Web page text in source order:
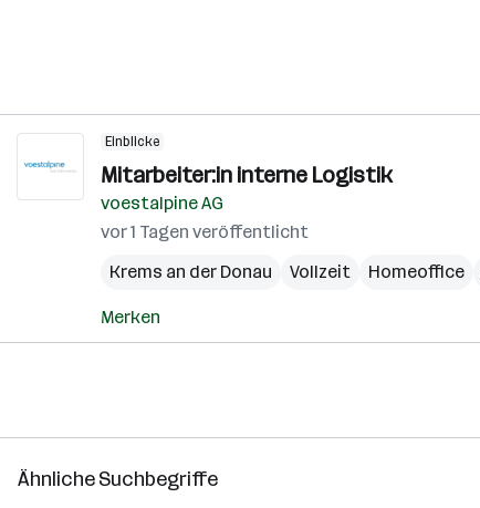
Einblicke
Mitarbeiter:in interne Logistik
voestalpine AG
vor 1 Tagen veröffentlicht
Krems an der Donau
Vollzeit Homeoffice
Merken
Ähnliche Suchbegriffe